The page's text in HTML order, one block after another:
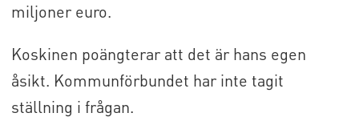
miljoner euro.
Koskinen poängterar att det är hans egen
åsikt. Kommunförbundet har inte tagit
ställning i frågan.